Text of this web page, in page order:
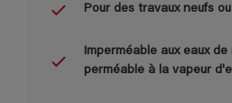
Pour des travaux neufs
Imperméable aux eaux
perméable à la vapeur